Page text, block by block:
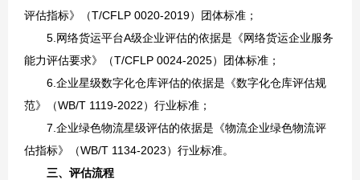
评估指标》（T/CFLP 0020-2019）团体标准；
5.网络货运平台A级企业评估的依据是《网络货运企业服务
能力评估要求》（T/CFLP 0024-2025）团体标准；
6.企业星级数字化仓库评估的依据是《数字化仓库评估规
范》（WB/T 1119-2022）行业标准；
7.企业绿色物流星级评估的依据是《物流企业绿色物流评
估指标》（WB/T 1134-2023）行业标准。
三、评估流程